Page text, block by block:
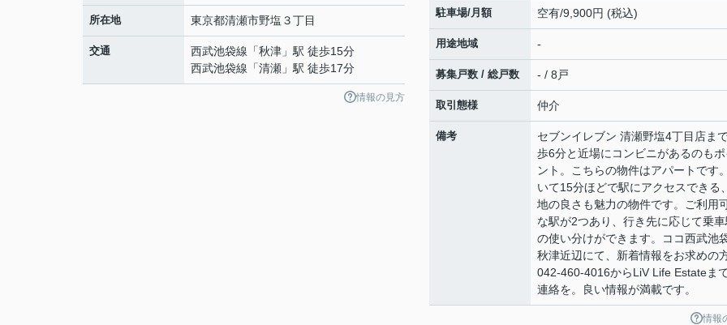
所在地 東京都清瀬市野塩 ３丁目
交通 西武池袋線 「秋津 」駅 徒歩15分
西武池袋線 「清瀬 」駅 徒歩17分
情報の見方
駐車場/月額 空有/9,900円 (税込)
用途地域 -
募集戸数 / 総戸数 - / 8戸
取引態様 仲介
備考
セブンイレブン 清瀬野塩4丁目店ま
歩6分と近場にコンビニがあるのも
ント。こちらの物件はアパートです
いて15分ほどで駅にアクセスできる
地の良さも魅力の物件です。ご利用
な駅が2つあり、行き先に応じて乗
の使い分けができます。ココ西武池
秋津近辺にて、新着情報をお求めの
042-460-4016からLiV Life Estateま
連絡を。良い情報が満載です。
情報